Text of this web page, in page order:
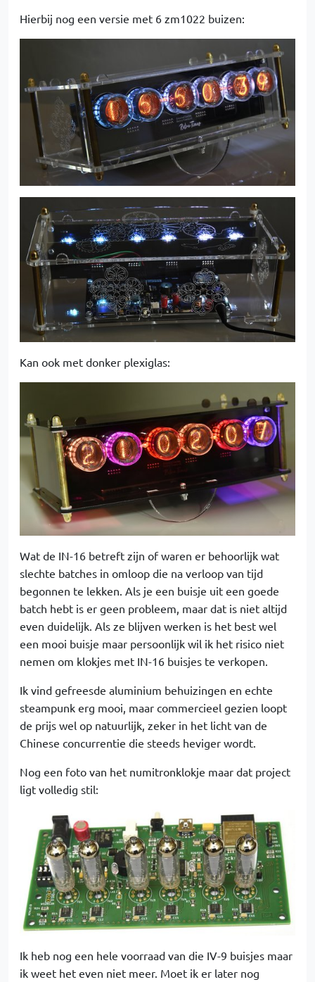
Hierbij nog een versie met 6 zm1022 buizen:
Kan ook met donker plexiglas:
Wat de IN-16 betreft zijn of waren er behoorlijk wat
slechte batches in omloop die na verloop van tijd
begonnen te lekken. Als je een buisje uit een goede
batch hebt is er geen probleem, maar dat is niet altijd
even duidelijk. Als ze blijven werken is het best wel
een mooi buisje maar persoonlijk wil ik het risico niet
nemen om klokjes met IN-16 buisjes te verkopen.
Ik vind gefreesde aluminium behuizingen en echte
steampunk erg mooi, maar commercieel gezien loopt
de prijs wel op natuurlijk, zeker in het licht van de
Chinese concurrentie die steeds heviger wordt.
Nog een foto van het numitronklokje maar dat project
ligt volledig stil:
Ik heb nog een hele voorraad van die IV-9 buisjes maar
ik weet het even niet meer. Moet ik er later nog